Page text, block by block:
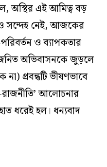
অস্থির এই আমিত্ব বড়
সন্দেহ নেই, আজকের
ও ব্যাপকতার
অভিবাসনকে জুড়লে
প্রবন্ধটি ভীষণভাবে
রাজনীতি’ আলোচনার
ধরেই হল। ধন্যবাদ